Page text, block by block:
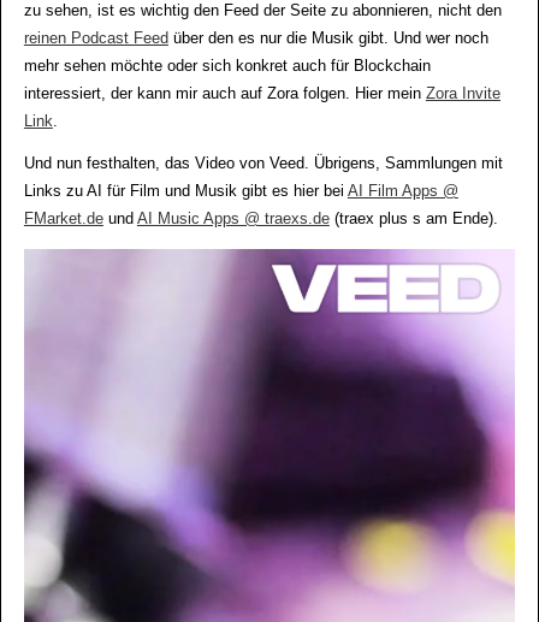
zu sehen, ist es wichtig den Feed der Seite zu abonnieren, nicht den
reinen Podcast Feed über den es nur die Musik gibt. Und wer noch
mehr sehen möchte oder sich konkret auch für Blockchain
interessiert, der kann mir auch auf Zora folgen. Hier mein Zora Invite
Link
Und nun festhalten, das Video von Veed. Übrigens, Sammlungen mit
Links zu AI für Film und Musik gibt es hier bei AI Film Apps @
FMarket.deund AI Music Apps @ traexs.de(traex plus s am Ende).